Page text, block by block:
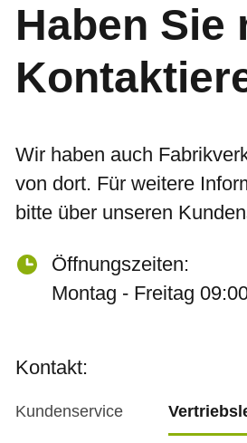
Haben Sie
Wir haben auch
von dort. Für weitere
bitte über unseren
Öffnungszeiten:
Montag - Freitag
Kontakt:
Kundenservice